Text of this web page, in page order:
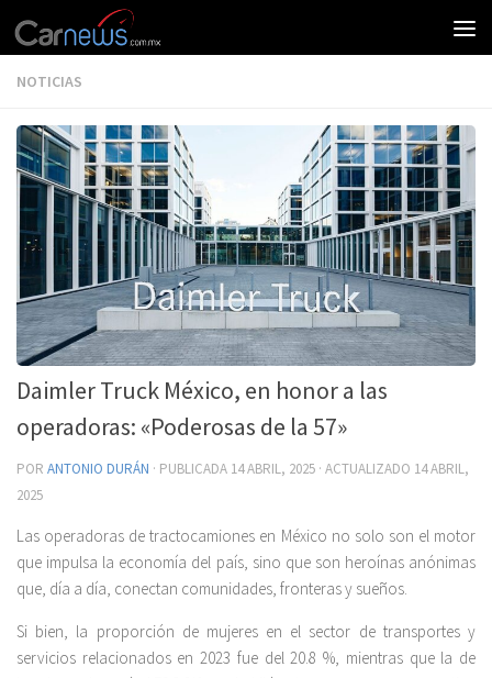
NOTICIAS
Daimler Truck México, en honor a las
operadoras: «Poderosas de la 57»
POR ANTONIO DURÁN · PUBLICADA 14 ABRIL, 2025 · ACTUALIZADO 14 ABRIL,
2025
Las operadoras de tractocamiones en México no solo son el motor
que impulsa la economía del país, sino que son heroínas anónimas
que, día a día, conectan comunidades, fronteras y sueños.
Si bien, la proporción de mujeres en el sector de transportes y
servicios relacionados en 2023 fue del 20.8 %, mientras que la de